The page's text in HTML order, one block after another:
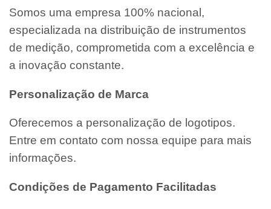
Somos uma empresa 100% nacional,
especializada na distribuição de instrumentos
de medição, comprometida com a excelência e
a inovação constante.
Personalização de Marca
Oferecemos a personalização de logotipos.
Entre em contato com nossa equipe para mais
informações.
Condições de Pagamento Facilitadas